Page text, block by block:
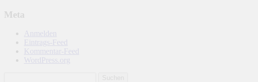
Meta
Anmelden
Eintrags-Feed
Kommentar-Feed
WordPress.org